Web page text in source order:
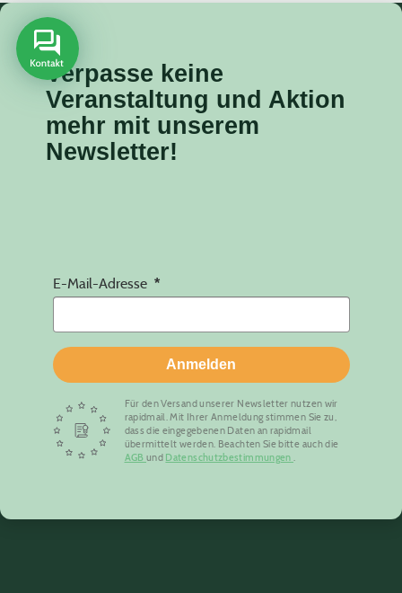
Verpasse keine
Veranstaltung und Aktion
mehr mit unserem
Newsletter!
E-Mail-Adresse
Anmelden
Für den Versand unserer Newsletter nutzen wir
rapidmail. Mit Ihrer Anmeldung stimmen Sie zu,
dass die eingegebenen Daten an rapidmail
übermittelt werden. Beachten Sie bitte auch die
AGB und Datenschutzbestimmungen